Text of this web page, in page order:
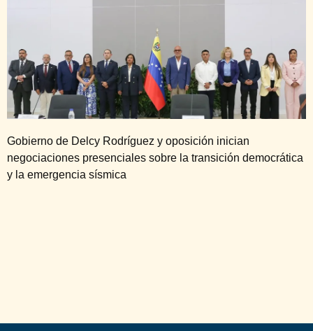
Gobierno de Delcy Rodríguez y oposición inician
negociaciones presenciales sobre la transición democrática
y la emergencia sísmica